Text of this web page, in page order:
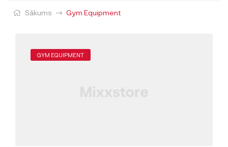
Sākums Gym Equipment
GYM EQUIPMENT